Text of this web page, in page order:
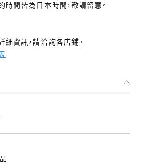
間皆為日本時間，敬請留意。
資訊，請洽詢各店鋪。